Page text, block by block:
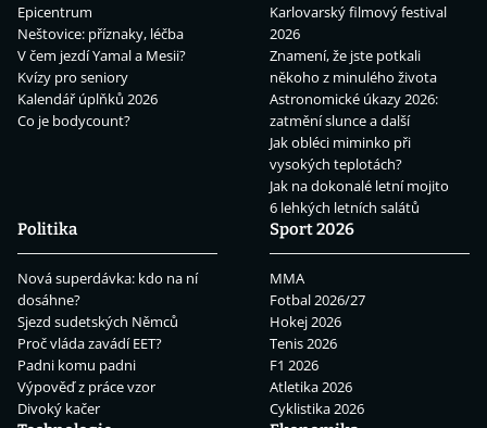
Epicentrum
Neštovice: příznaky, léčba
V čem jezdí Yamal a Mesii?
Kvízy pro seniory
Kalendář úplňků 2026
Co je bodycount?
Karlovarský filmový festival
2026
Znamení, že jste potkali
někoho z minulého života
Astronomické úkazy 2026:
zatmění slunce a další
Jak obléci miminko při
vysokých teplotách?
Jak na dokonalé letní mojito
6 lehkých letních salátů
Politika
Nová superdávka: kdo na ní
dosáhne?
Sjezd sudetských Němců
Proč vláda zavádí EET?
Padni komu padni
Výpověď z práce vzor
Divoký kačer
Sport 2026
MMA
Fotbal 2026/27
Hokej 2026
Tenis 2026
F1 2026
Atletika 2026
Cyklistika 2026